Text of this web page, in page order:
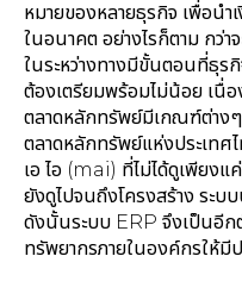
หมายของหลายธุรกิจ เพื่อนำ
ในอนาคต อย่างไรก็ตาม กว่
ในระหว่างทางมีขั้นตอนที่ธุร
ต้องเตรียมพร้อมไม่น้อย เนื่อ
ตลาดหลักทรัพย์มีเกณฑ์ต่างๆ
ตลาดหลักทรัพย์แห่งประเทศ
เอ ไอ (mai) ที่ไม่ได้ดูเพียงแ
ยังดูไปจนถึงโครงสร้าง ระ
ดังนั้นระบบ ERP จึงเป็นอีก
ทรัพยากรภายในองค์กรให้มี